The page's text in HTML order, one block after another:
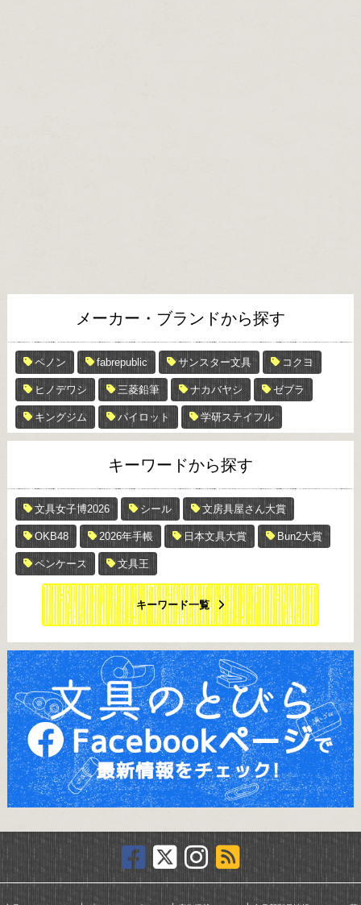
メーカー・ブランドから探す
ペノン fabrepublic サンスター文具 コクヨ
ヒノデワシ 三菱鉛筆 ナカバヤシ ゼブラ
キングジム パイロット 学研ステイフル
キーワードから探す
文具女子博2026 シール 文房具屋さん大賞
OKB48 2026年手帳 日本文具大賞 Bun2大賞
ペンケース 文具王
キーワード一覧